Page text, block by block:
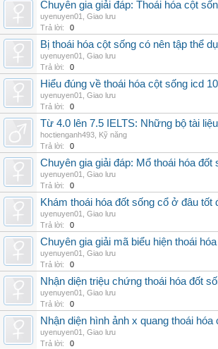
Chuyên gia giải đáp: Thoái hóa cột
uyenuyen01
Giao lưu
Trả lời:
0
Bị thoái hóa cột sống có nên tập thể
uyenuyen01
Giao lưu
Trả lời:
0
Hiểu đúng về thoái hóa cột sống icd
uyenuyen01
Giao lưu
Trả lời:
0
Từ 4.0 lên 7.5 IELTS: Những bộ tài
hoctienganh493 Kỹ năng
Trả lời:
0
Chuyên gia giải đáp: Mổ thoái hóa
uyenuyen01
Giao lưu
Trả lời:
0
Khám thoái hóa đốt sống cổ ở đâu tốt
uyenuyen01
Giao lưu
Trả lời:
0
Chuyên gia giải mã biểu hiện thoái
uyenuyen01
Giao lưu
Trả lời:
0
Nhận diện triệu chứng thoái hóa đốt
uyenuyen01
Giao lưu
Trả lời:
0
Nhận diện hình ảnh x quang thoái
uyenuyen01
Giao lưu
Trả lời:
0